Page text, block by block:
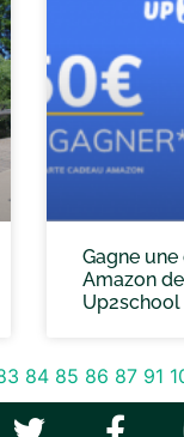
Gagne
Amazon
Up2school
84 85 86 87 91